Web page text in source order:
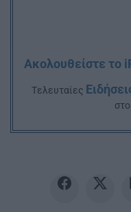
Ακολουθείστε το
Tελευταίες
στο